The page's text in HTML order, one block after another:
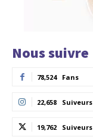
Nous suivre
78,524 Fans
22,658 Suiveurs
19,762 Suiveurs